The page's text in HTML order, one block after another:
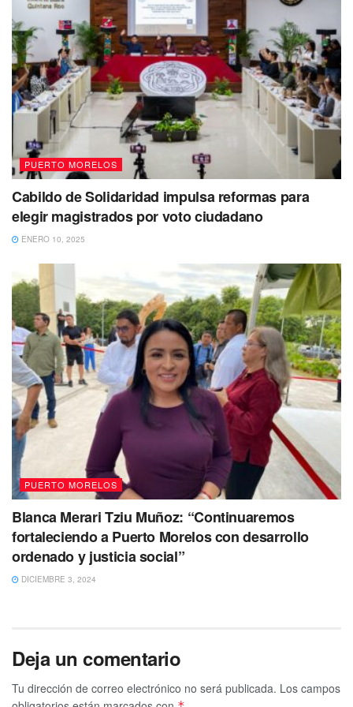
Como factor principal para el aumento en el desarrollo
ciclónico, que se prevé para los meses de agosto a
octubre se encuentra el calentamiento de la región tropical
en el Océano Pacífico.
De manera adicional, en caso de que se formulara el
patrón climatológico conocido como El Niño, se verá
favorecido el número de la formación de huracanes que se
espera para la temporada.
Cabe recordar que entre los estados que forman la costa
del oeste de México se encuentran, Chiapas, Guerrero,
Oaxaca, Jalisco, Michoacán, Nayarit, Colima, Sonora,
Sinaloa, Baja California y Baja California Sur.
Con Información de Meteored
PUERTO MORELOS
Cabildo de Solidaridad impulsa reformas para
elegir magistrados por voto ciudadano
ENERO 10, 2025
PUERTO MORELOS
Blanca Merari Tziu Muñoz: “Continuaremos
fortaleciendo a Puerto Morelos con desarrollo
ordenado y justicia social”
DICIEMBRE 3, 2024
Deja un comentario
Tu dirección de correo electrónico no será publicada. Los campos